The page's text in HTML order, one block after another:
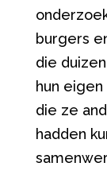
burgers
die
hun
die ze
hadden